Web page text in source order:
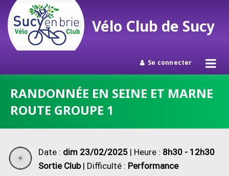
contenu
Vélo Club de Sucy
Se connecter
RANDONNÉE EN SEINE ET MARNE
ROUTE GROUPE 1
Date : dim 23/02/2025 | Heure : 8h30 - 12h30
Sortie Club| Difficulté : Performance